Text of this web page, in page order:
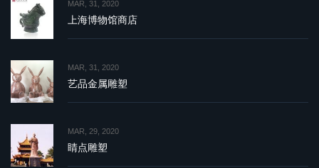
MAR, 31, 2020
上海博物馆商店
MAR, 31, 2020
艺品金属雕塑
MAR, 29, 2020
睛点雕塑